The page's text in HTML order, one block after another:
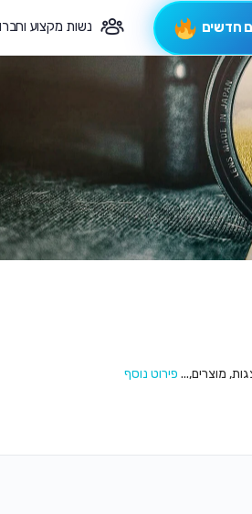
חדשים נשות מקצוע
צרי קשר
מוצרים,... פירוט נוסף